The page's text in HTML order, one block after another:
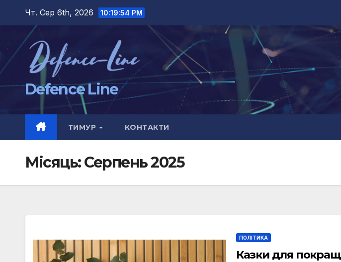
Перейти
вмісту
Чт. Сер 6th, 2026 10:19:55 PM
Defence Line
ТИМУР КОНТАКТИ
Місяць:Серпень 2025
ПОЛІТИКА
Казки для